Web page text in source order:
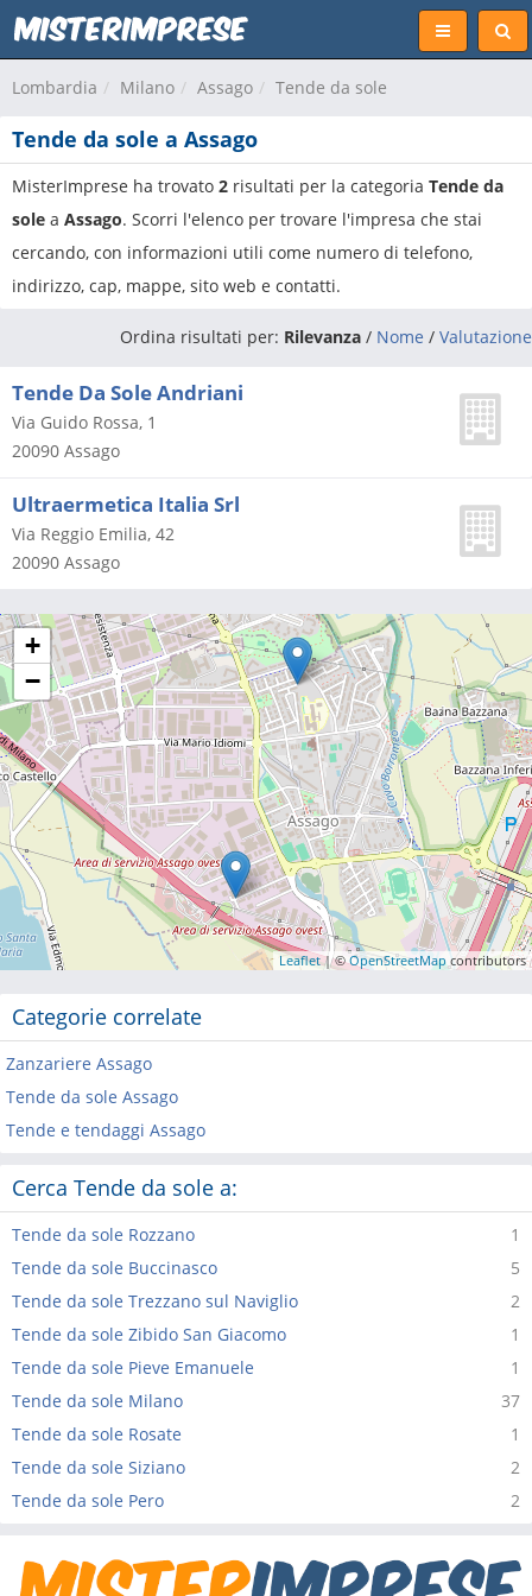
Lombardia Milano Assago Tende da sole
Tende da sole a Assago
MisterImprese ha trovato 2 risultati per la categoria Tende da
sole a Assago. Scorri l'elenco per trovare l'impresa che stai
cercando, con informazioni utili come numero di telefono,
indirizzo, cap, mappe, sito web e contatti.
Ordina risultati per: Rilevanza / Nome / Valutazione
Tende Da Sole Andriani
Via Guido Rossa, 1
20090 Assago
Ultraermetica Italia Srl
Via Reggio Emilia, 42
20090 Assago
+
−
Leaflet| ©OpenStreetMap contributors
Categorie correlate
Zanzariere Assago
Tende da sole Assago
Tende e tendaggi Assago
Cerca Tende da sole a:
1
Tende da sole Rozzano
5
Tende da sole Buccinasco
2
Tende da sole Trezzano sul Naviglio
1
Tende da sole Zibido San Giacomo
1
Tende da sole Pieve Emanuele
37
Tende da sole Milano
1
Tende da sole Rosate
2
Tende da sole Siziano
2
Tende da sole Pero